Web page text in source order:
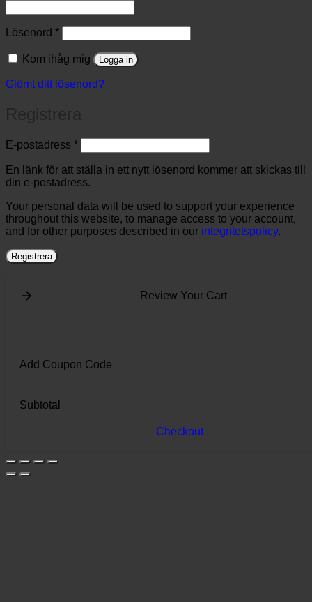
Lösenord *Obligatoriskt
Kom ihåg mig Logga in
Glömt ditt lösenord?
E-postadress *Obligatoriskt
En länk för att ställa in ett nytt lösenord kommer att skickas till
din e-postadress.
Your personal data will be used to support your experience
throughout this website, to manage access to your account,
and for other purposes described in our integritetspolicy.
Registrera
Review Your Cart
Add Coupon Code
Subtotal
Checkout